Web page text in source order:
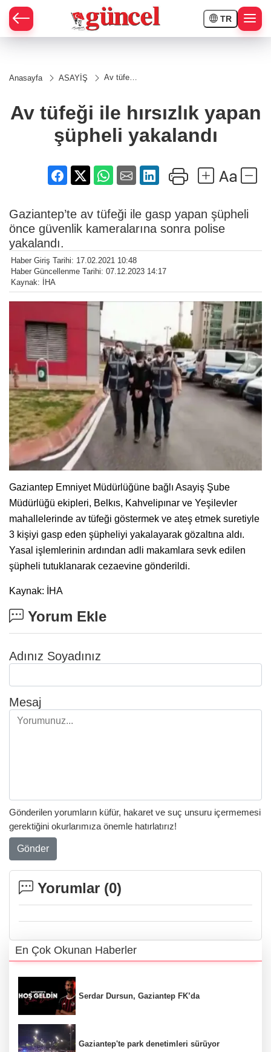
TR
Anasayfa ASAYİŞ
Av tüfeği
yapan
şüpheli
Av tüfeği ile hırsızlık yapan
şüpheli yakalandı
Gaziantep’te av tüfeği ile gasp yapan şüpheli
önce güvenlik kameralarına sonra polise
yakalandı.
Haber Giriş Tarihi: 17.02.2021 10:48
Haber Güncellenme Tarihi: 07.12.2023 14:17
Kaynak: İHA
Gaziantep Emniyet Müdürlüğüne bağlı Asayiş Şube
Müdürlüğü ekipleri, Belkıs, Kahvelipınar ve Yeşilevler
mahallelerinde av tüfeği göstermek ve ateş etmek suretiyle
3 kişiyi gasp eden şüpheliyi yakalayarak gözaltına aldı.
Yasal işlemlerinin ardından adli makamlara sevk edilen
şüpheli tutuklanarak cezaevine gönderildi.
Kaynak: İHA
Yorum Ekle
Adınız Soyadınız
Mesaj
Gönderilen yorumların küfür, hakaret ve suç unsuru içermemesi
gerektiğini okurlarımıza önemle hatırlatırız!
Gönder
Yorumlar (0)
En Çok Okunan Haberler
Serdar Dursun, Gaziantep FK’da
Gaziantep'te park denetimleri sürüyor